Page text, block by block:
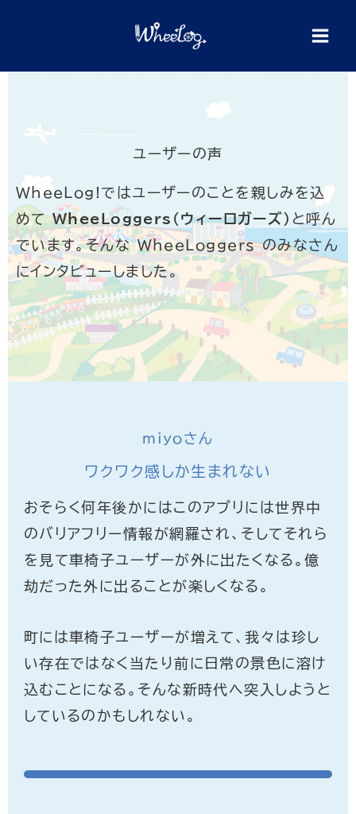
ユーザーの声
WheeLog!ではユーザーのことを親しみを込
めてWheeLoggers（ウィーロガーズ） と呼ん
でいます。そんな WheeLoggers のみなさん
にインタビューしました。
miyoさん
ワクワク感しか生まれない
おそらく何年後かにはこのアプリには世界中
のバリアフリー情報が網羅され、そしてそれら
を見て車椅子ユーザーが外に出たくなる。億
劫だった外に出ることが楽しくなる。
町には車椅子ユーザーが増えて、我々は珍し
い存在ではなく当たり前に日常の景色に溶け
込むことになる。そんな新時代へ突入しようと
しているのかもしれない。